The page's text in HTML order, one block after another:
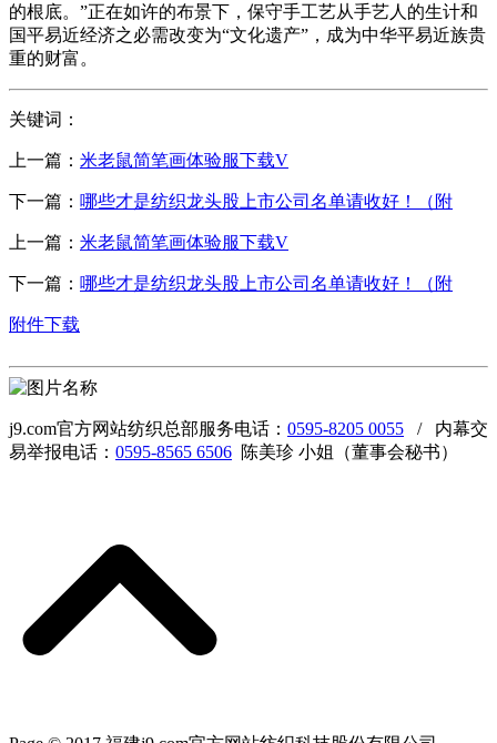
的根底。”正在如许的布景下，保守手工艺从手艺人的生计和
国平易近经济之必需改变为“文化遗产”，成为中华平易近族贵
重的财富。
关键词：
上一篇： 米老鼠简笔画体验服下载V
下一篇： 哪些才是纺织龙头股上市公司名单请收好！（附
上一篇： 米老鼠简笔画体验服下载V
下一篇： 哪些才是纺织龙头股上市公司名单请收好！（附
附件下载
j9.com官方网站纺织总部服务电话： 0595-8205 0055 / 内幕交
易举报电话： 0595-8565 6506 陈美珍 小姐（董事会秘书）